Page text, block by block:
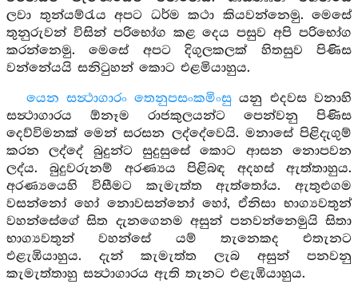
ලවා තුන්යම්රැය අපට ධර්ම කථා කියවන්නෙමු. මෙසේ
තුනුරුවන් විසින් පරිභෝග කළ දෙය පසුව අපි පරිභෝග
කරන්නෙමු. මෙසේ අපට දිගුලකලක් හිතසුව පිණිස
වන්නේයයි සනිටුහන් කොට එළමියාහුය.
යෙන සන්‍ථාගාරං තෙනුපසංකමිංසුයනු එදවස වනාහි
සන්‍ථාගාරය ඕනෑම රාජකුලයන්ට පෙන්වනු පිණිස
දෙව්විමනක් මෙන් සරසන ලද්දේවෙයි. මනාසේ පිළිදැගුම්
කරන ලද්දේ බුදුන්ට සුදුසුසේ කොට ආසන නොපවන
ලද්ය. බුදුවරුනම් අරණ්‍යය පිළිබඳ අදහස් ඇත්තාහුය.
අරණ්‍යයෙහි විසීමට කැමැත්ත ඇත්තෝය. ඇතුළුගම
වසන්නෝ හෝ නොවසන්නෝ හෝ, ඒනිසා භාග්‍යවතුන්
වහන්සේගේ සිත දැනගෙනම අසුන් පනවන්නෙමුයි සිතා
භාග්‍යවතුන් වහන්සේ යම් තැනෙකද එතැනට
එළැඹියාහුය. දැන් කැමැත්ත ලැබ අසුන් පනවනු
කැමැත්තාහු සන්‍ථාගාරය ඇති තැනට එළැඹියාහුය.